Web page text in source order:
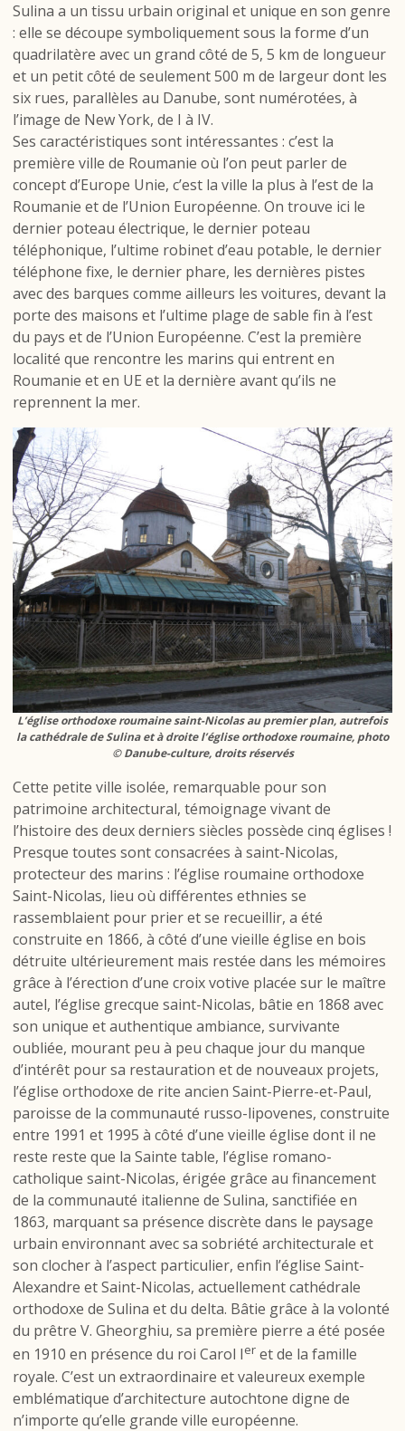
Sulina a un tissu urbain original et unique en son genre
: elle se découpe symboliquement sous la forme d’un
quadrilatère avec un grand côté de 5, 5 km de longueur
et un petit côté de seulement 500 m de largeur dont les
six rues, parallèles au Danube, sont numérotées, à
l’image de New York, de I à IV.
Ses caractéristiques sont intéressantes : c’est la
première ville de Roumanie où l’on peut parler de
concept d’Europe Unie, c’est la ville la plus à l’est de la
Roumanie et de l’Union Européenne. On trouve ici le
dernier poteau électrique, le dernier poteau
téléphonique, l’ultime robinet d’eau potable, le dernier
téléphone fixe, le dernier phare, les dernières pistes
avec des barques comme ailleurs les voitures, devant la
porte des maisons et l’ultime plage de sable fin à l’est
du pays et de l’Union Européenne. C’est la première
localité que rencontre les marins qui entrent en
Roumanie et en UE et la dernière avant qu’ils ne
reprennent la mer.
L’église orthodoxe roumaine saint-Nicolas au premier plan, autrefois
la cathédrale de Sulina et à droite l’église orthodoxe roumaine, photo
© Danube-culture, droits réservés
Cette petite ville isolée, remarquable pour son
patrimoine architectural, témoignage vivant de
l’histoire des deux derniers siècles possède cinq églises !
Presque toutes sont consacrées à saint-Nicolas,
protecteur des marins : l’église roumaine orthodoxe
Saint-Nicolas, lieu où différentes ethnies se
rassemblaient pour prier et se recueillir, a été
construite en 1866, à côté d’une vieille église en bois
détruite ultérieurement mais restée dans les mémoires
grâce à l’érection d’une croix votive placée sur le maître
autel, l’église grecque saint-Nicolas, bâtie en 1868 avec
son unique et authentique ambiance, survivante
oubliée, mourant peu à peu chaque jour du manque
d’intérêt pour sa restauration et de nouveaux projets,
l’église orthodoxe de rite ancien Saint-Pierre-et-Paul,
paroisse de la communauté russo-lipovenes, construite
entre 1991 et 1995 à côté d’une vieille église dont il ne
reste reste que la Sainte table, l’église romano-
catholique saint-Nicolas, érigée grâce au financement
de la communauté italienne de Sulina, sanctifiée en
1863, marquant sa présence discrète dans le paysage
urbain environnant avec sa sobriété architecturale et
son clocher à l’aspect particulier, enfin l’église Saint-
Alexandre et Saint-Nicolas, actuellement cathédrale
orthodoxe de Sulina et du delta. Bâtie grâce à la volonté
du prêtre V. Gheorghiu, sa première pierre a été posée
en 1910 en présence du roi Carol Ier et de la famille
royale. C’est un extraordinaire et valeureux exemple
emblématique d’architecture autochtone digne de
n’importe qu’elle grande ville européenne.